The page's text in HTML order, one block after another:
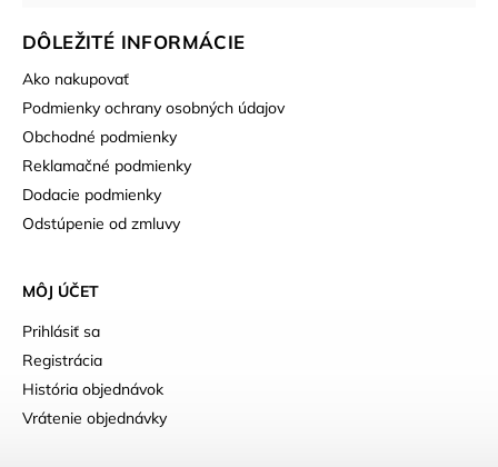
DÔLEŽITÉ INFORMÁCIE
Ako nakupovať
Podmienky ochrany osobných údajov
Obchodné podmienky
Reklamačné podmienky
Dodacie podmienky
Odstúpenie od zmluvy
MÔJ ÚČET
Prihlásiť sa
Registrácia
História objednávok
Vrátenie objednávky